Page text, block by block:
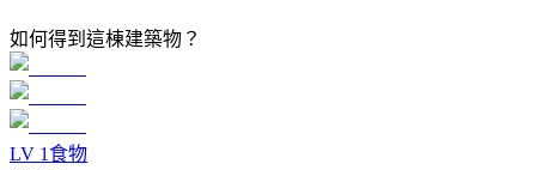
如何得到這棟建築物？
LV 1 食物